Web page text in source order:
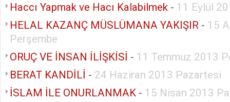
Haccı Yapmak ve Hacı Kalabilmek - 11 Eylül
HELAL KAZANÇ MÜSLÜMANA YAKIŞIR - 15
Perşembe
ORUÇ VE İNSAN İLİŞKİSİ - 11 Temmuz 2013
BERAT KANDİLİ - 24 Haziran 2013 Pazartesi
İSLAM İLE ONURLANMAK - 15 Nisan 2013